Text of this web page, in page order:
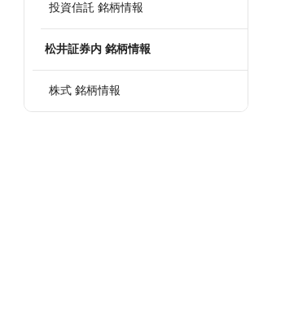
投資信託 銘柄情報
松井証券内 銘柄情報
株式 銘柄情報